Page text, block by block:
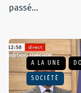
passé…
A LA UNE
SOCIÉTÉ